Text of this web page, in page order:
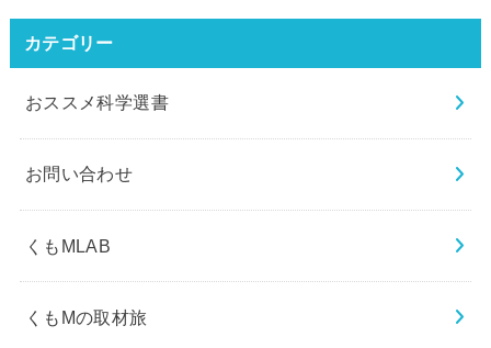
カテゴリー
おススメ科学選書
お問い合わせ
くもMLAB
くもMの取材旅